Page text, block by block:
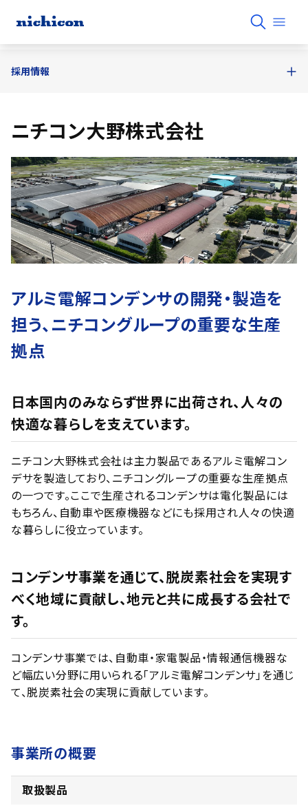
ニチコン大野株式会社
アルミ電解コンデンサの開発・製造を
担う、ニチコングループの重要な生産
拠点
日本国内のみならず世界に出荷され、人々の
快適な暮らしを支えています。
ニチコン大野株式会社は主力製品であるアルミ電解コン
デサを製造しており、ニチコングループの重要な生産拠点
の一つです。ここで生産されるコンデンサは電化製品には
もちろん、自動車や医療機器などにも採用され人々の快適
な暮らしに役立っています。
コンデンサ事業を通じて、脱炭素社会を実現す
べく地域に貢献し、地元と共に成長する会社で
す。
コンデンサ事業では、自動車・家電製品・情報通信機器な
ど幅広い分野に用いられる「アルミ電解コンデンサ」を通じ
て、脱炭素社会の実現に貢献しています。
事業所の概要
取扱製品
採用情報